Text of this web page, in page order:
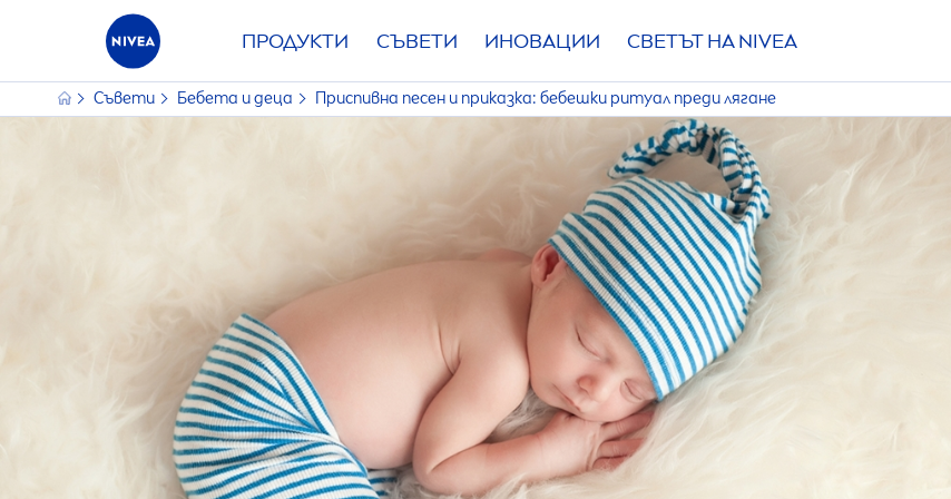
ПРОДУКТИ СЪВЕТИ ИНОВАЦИИ СВЕТЪТ НАNIVEA
Съвети Бебета и деца Приспивна песен и приказка: бебешки ритуал преди лягане